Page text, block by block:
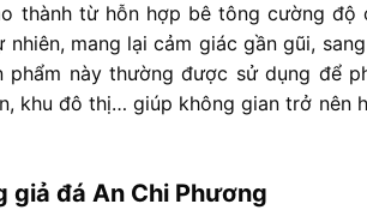
thành từ hỗn hợp bê tông cường độ
nhiên, mang lạicảm giácgầngũi, sang
phẩm nàythườngđược sửdụng để
khu đôthị…giúp khônggiantrở nên
giả đá An Chi Phương